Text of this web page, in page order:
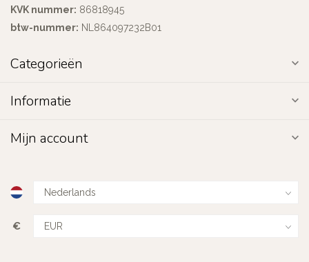
KVK nummer: 86818945
btw-nummer: NL864097232B01
Categorieën
Informatie
Mijn account
€